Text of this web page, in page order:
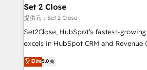
and technology for predictable,
growth. Our expertise spans RevOps,
architecture, AI enablement, and
delivered through our proprietary
Partner and ISO 27001:2022 certified
Set 2 Close
提供元：Set 2 Close
Set2Close, HubSpot’s fastest-
excels in HubSpot CRM and Revenue
(RevOps) services to boost B2B sales
As a top HubSpot Elite Partner, we
Elite5.0